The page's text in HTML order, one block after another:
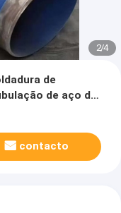
2/4
de
de aço do
contacto